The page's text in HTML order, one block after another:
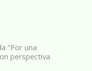
“Por una
perspectiva